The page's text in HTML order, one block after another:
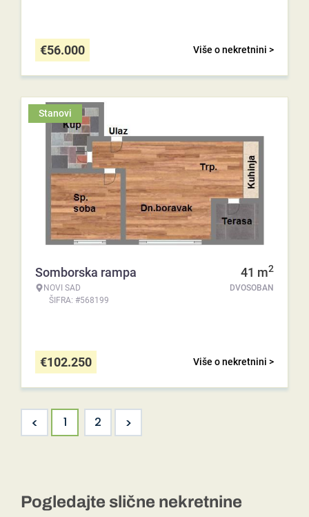
Više o nekretnini >
€56.000
Stanovi
Somborska rampa
NOVI SAD
ŠIFRA: #568199
41 m2
DVOSOBAN
Više o nekretnini >
€102.250
< 1 2 >
Pogledajte slične nekretnine